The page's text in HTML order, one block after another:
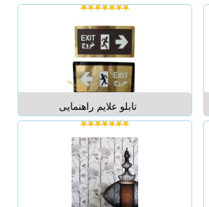
Bien گروه صنعتي و بازرگاني ايده آل
کشور تركيه شامل محصولات: كاسه
روشويي ديواري يكپارچه، کاسه
روشویی روکار توالت فرنگي هاي وال
هنگ ،بك تو ...
تابلو علایم راهنمایی
09127793956امروزه با عظیم شدن
ساختمانهای مسکونی، تجاری و اداری
استفاده از تابلو و علائم راهنما جهت
راهنمایی مراجعین امری اجتناب ناپذیر
است و تابلوهادر دو مدل شب تاب و
ساده قابل ار...